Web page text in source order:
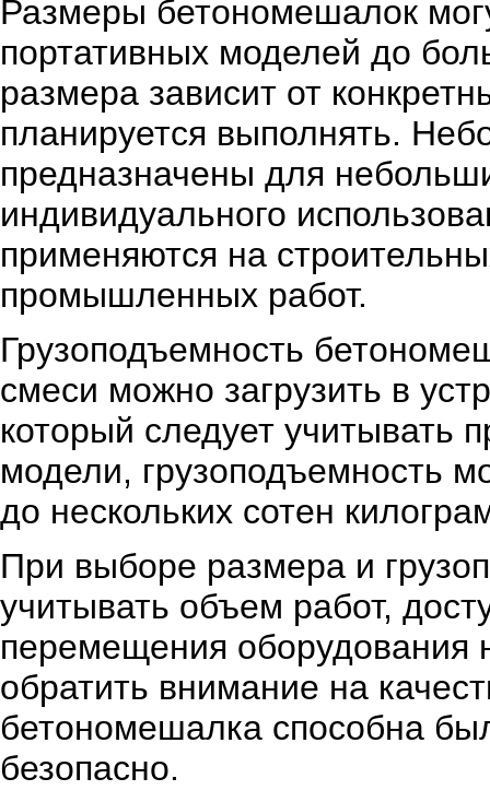
Размеры бетономешалок
портативных моделей до
размера зависит от
планируется выполнять.
предназначены для
индивидуального
применяются на
промышленных работ.
Грузоподъемность
смеси можно загрузить в
который следует учитывать
модели, грузоподъемность
до нескольких сотен
При выборе размера и
учитывать объем работ,
перемещения оборудования
обратить внимание на
бетономешалка способна
безопасно.